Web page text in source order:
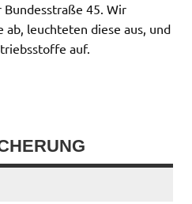
45. Wir
ab, leuchteten diese aus, und
auf.